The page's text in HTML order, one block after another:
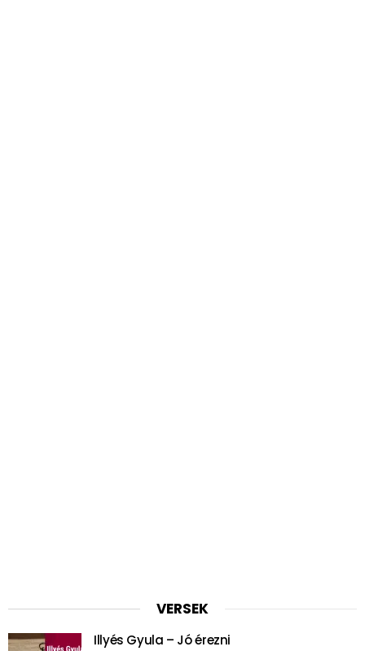
VERSEK
Illyés Gyula – Jó érezni